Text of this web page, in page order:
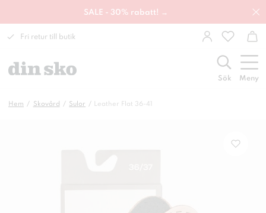
SALE - 30% rabatt! →
Fri retur till butik
Sök Meny
Hem Skovård Sulor Leather Flat 36-41